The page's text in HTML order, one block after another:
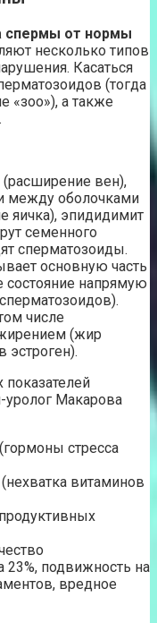
спермы от нормы
несколько типов
Касаться
(тогда
«зоо»), а также
(расширение вен),
между оболочками
яичка), эпидидимит
семенного
сперматозоиды.
основную часть
напрямую
числе
(жир
эстроген).
Макарова
стресса
витаминов
23%, подвижность на
вредное